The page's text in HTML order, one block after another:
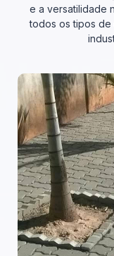
e a versatilidade
todos os tipos de